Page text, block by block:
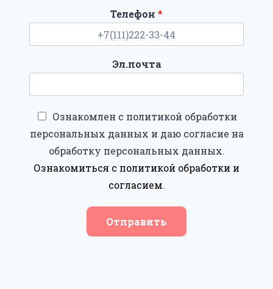
Телефон *
Эл.почта
Ознакомлен с политикой обработки
персональных данных и даю согласие на
обработку персональных данных.
Ознакомиться с политикой обработки и
согласием.
Отправить